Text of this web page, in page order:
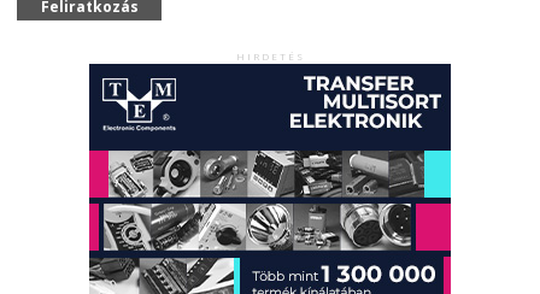
Feliratkozás
HIRDETÉS